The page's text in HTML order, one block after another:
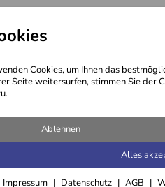
Cookies, um Ihnen das
Seite weitersurfen, stimmen Sie der
Ablehnen
Alles
Impressum Datenschutz AGB
Kosmetik